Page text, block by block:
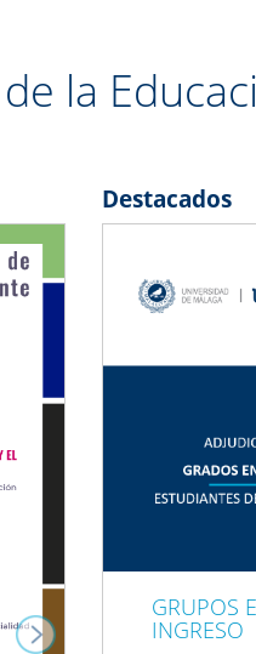
la
Next
Destacados
GRUPOS
INGRESO